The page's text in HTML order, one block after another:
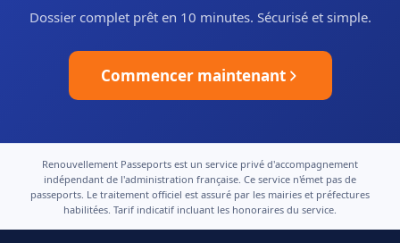
Dossier complet prêt en 10 minutes. Sécurisé et simple.
Commencer maintenant
Renouvellement Passeports est un service privé d'accompagnement
indépendant de l'administration française. Ce service n'émet pas de
passeports. Le traitement officiel est assuré par les mairies et préfectures
habilitées. Tarif indicatif incluant les honoraires du service.